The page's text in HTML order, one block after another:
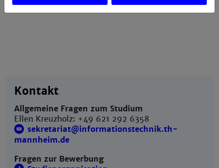
Kontakt
Allgemeine Fragen zum Studium
Ellen Kreuzholz: +49 621 292 6358
sekretariat@informationstechnik.th-
mannheim.de
Fragen zur Bewerbung